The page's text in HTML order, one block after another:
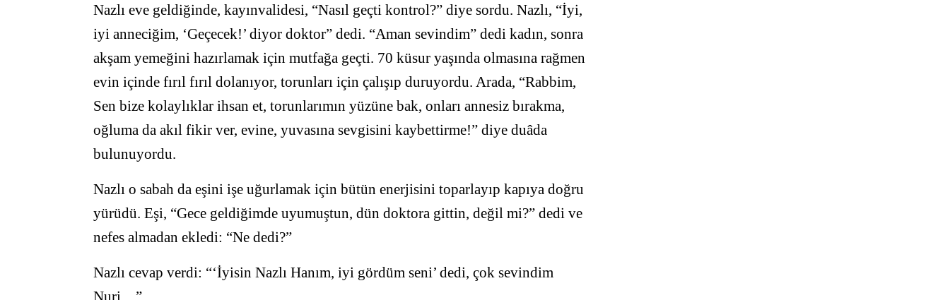
Nazlı eve geldiğinde, kayınvalidesi, “Nasıl geçti kontrol?” diye sordu. Nazlı, “İyi,
iyi anneciğim, ‘Geçecek!’ diyor doktor” dedi. “Aman sevindim” dedi kadın, sonra
akşam yemeğini hazırlamak için mutfağa geçti. 70 küsur yaşında olmasına rağmen
evin içinde fırıl fırıl dolanıyor, torunları için çalışıp duruyordu. Arada, “Rabbim,
Sen bize kolaylıklar ihsan et, torunlarımın yüzüne bak, onları annesiz bırakma,
oğluma da akıl fikir ver, evine, yuvasına sevgisini kaybettirme!” diye duâda
bulunuyordu.
Nazlı o sabah da eşini işe uğurlamak için bütün enerjisini toparlayıp kapıya doğru
yürüdü. Eşi, “Gece geldiğimde uyumuştun, dün doktora gittin, değil mi?” dedi ve
nefes almadan ekledi: “Ne dedi?”
Nazlı cevap verdi: “‘İyisin Nazlı Hanım, iyi gördüm seni’ dedi, çok sevindim
Nuri…”